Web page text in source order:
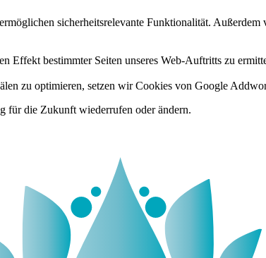
sicherheitsrelevante Funktionalität.
Effekt bestimmter Seiten unseres Web-Auftritts zu
zu optimieren, setzen wir Cookies von Google
für die Zukunft wiederrufen oder ändern.